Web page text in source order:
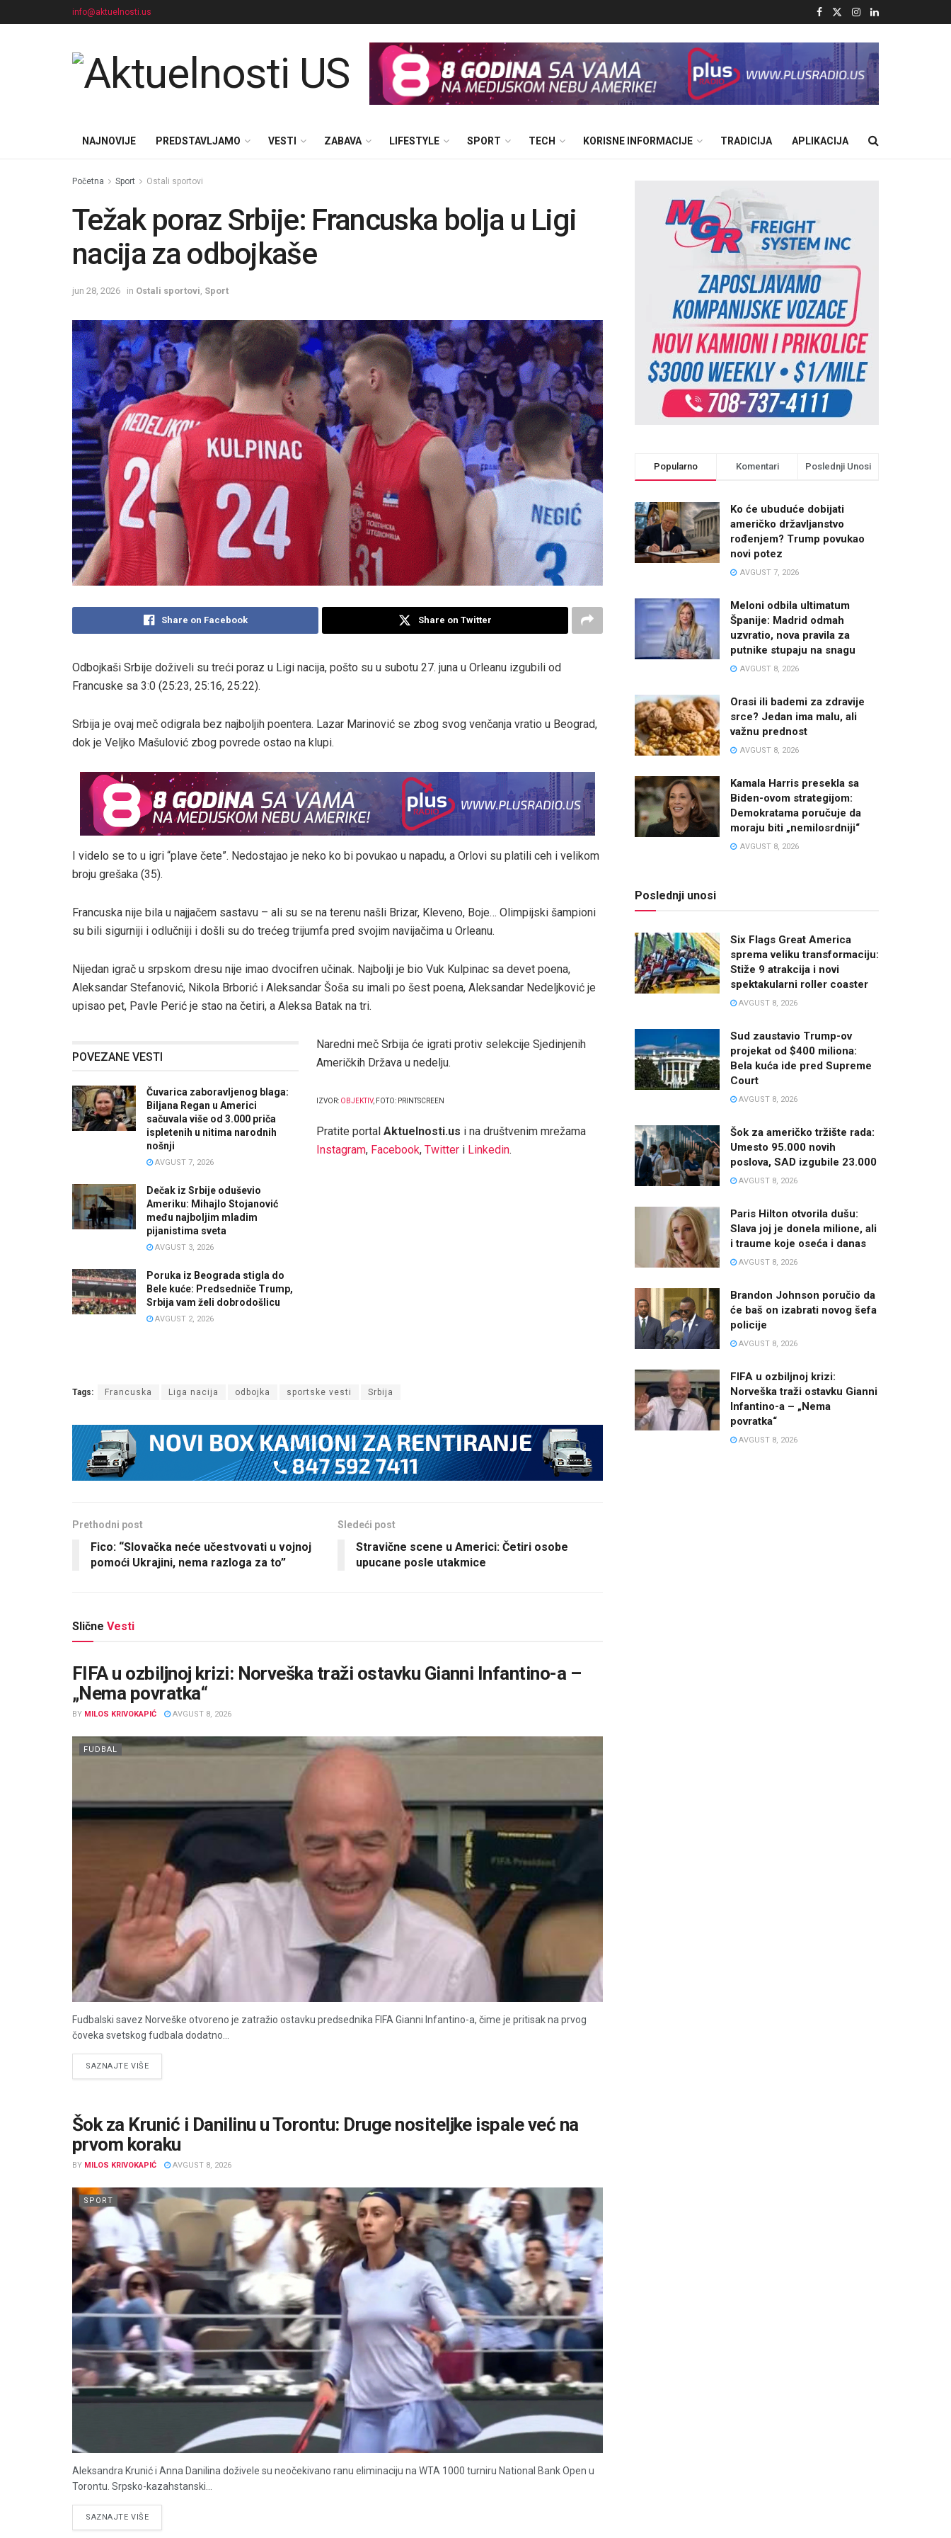
info@aktuelnosti.us
NAJNOVIJE PREDSTAVLJAMO VESTI ZABAVA LIFESTYLE SPORT TECH KORISNE INFORMACIJE TRADICIJA APLIKACIJA
Početna Sport Ostali sportovi
Težak poraz Srbije: Francuska bolja u Ligi
nacija za odbojkaše
jun 28, 2026 in Ostali sportovi Sport
Share on Facebook Share on Twitter
Odbojkaši Srbije doživeli su treći poraz u Ligi nacija, pošto su u subotu 27. juna u Orleanu izgubili od
Francuske sa 3:0 (25:23, 25:16, 25:22).
Srbija je ovaj meč odigrala bez najboljih poentera. Lazar Marinović se zbog svog venčanja vratio u Beograd,
dok je Veljko Mašulović zbog povrede ostao na klupi.
I videlo se to u igri “plave čete”. Nedostajao je neko ko bi povukao u napadu, a Orlovi su platili ceh i velikom
broju grešaka (35).
Francuska nije bila u najjačem sastavu – ali su se na terenu našli Brizar, Kleveno, Boje… Olimpijski šampioni
su bili sigurniji i odlučniji i došli su do trećeg trijumfa pred svojim navijačima u Orleanu.
Nijedan igrač u srpskom dresu nije imao dvocifren učinak. Najbolji je bio Vuk Kulpinac sa devet poena,
Aleksandar Stefanović, Nikola Brborić i Aleksandar Šoša su imali po šest poena, Aleksandar Nedeljković je
upisao pet, Pavle Perić je stao na četiri, a Aleksa Batak na tri.
POVEZANE VESTI
Čuvarica zaboravljenog blaga:
Biljana Regan u Americi
sačuvala više od 3.000 priča
ispletenih u nitima narodnih
nošnji
AVGUST 7, 2026
Dečak iz Srbije oduševio
Ameriku: Mihajlo Stojanović
među najboljim mladim
pijanistima sveta
AVGUST 3, 2026
Poruka iz Beograda stigla do
Bele kuće: Predsedniče Trump,
Srbija vam želi dobrodošlicu
AVGUST 2, 2026
Naredni meč Srbija će igrati protiv selekcije Sjedinjenih
Američkih Država u nedelju.
IZVOR: OBJEKTIV, FOTO: PRINTSCREEN
Pratite portal Aktuelnosti.us i na društvenim mrežama
Instagram, Facebook, Twitter i Linkedin.
Tags: Francuska Liga nacija odbojka sportske vesti Srbija
Prethodni post
Fico: “Slovačka neće učestvovati u vojnoj
pomoći Ukrajini, nema razloga za to”
Sledeći post
Stravične scene u Americi: Četiri osobe
upucane posle utakmice
Slične Vesti
FIFA u ozbiljnoj krizi: Norveška traži ostavku Gianni Infantino-a –
„Nema povratka“
BY MILOS KRIVOKAPIĆ AVGUST 8, 2026
FUDBAL
Fudbalski savez Norveške otvoreno je zatražio ostavku predsednika FIFA Gianni Infantino-a, čime je pritisak na prvog
čoveka svetskog fudbala dodatno...
SAZNAJTE VIŠEDETAILS
Šok za Krunić i Danilinu u Torontu: Druge nositeljke ispale već na
prvom koraku
BY MILOS KRIVOKAPIĆ AVGUST 8, 2026
SPORT
Aleksandra Krunić i Anna Danilina doživele su neočekivano ranu eliminaciju na WTA 1000 turniru National Bank Open u
Torontu. Srpsko-kazahstanski...
SAZNAJTE VIŠEDETAILS
Popularno Komentari Poslednji Unosi
Ko će ubuduće dobijati
američko državljanstvo
rođenjem? Trump povukao
novi potez
AVGUST 7, 2026
Meloni odbila ultimatum
Španije: Madrid odmah
uzvratio, nova pravila za
putnike stupaju na snagu
AVGUST 8, 2026
Orasi ili bademi za zdravije
srce? Jedan ima malu, ali
važnu prednost
AVGUST 8, 2026
Kamala Harris presekla sa
Biden-ovom strategijom:
Demokratama poručuje da
moraju biti „nemilosrdniji“
AVGUST 8, 2026
Poslednji unosi
Six Flags Great America
sprema veliku transformaciju:
Stiže 9 atrakcija i novi
spektakularni roller coaster
AVGUST 8, 2026
Sud zaustavio Trump-ov
projekat od $400 miliona:
Bela kuća ide pred Supreme
Court
AVGUST 8, 2026
Šok za američko tržište rada:
Umesto 95.000 novih
poslova, SAD izgubile 23.000
AVGUST 8, 2026
Paris Hilton otvorila dušu:
Slava joj je donela milione, ali
i traume koje oseća i danas
AVGUST 8, 2026
Brandon Johnson poručio da
će baš on izabrati novog šefa
policije
AVGUST 8, 2026
FIFA u ozbiljnoj krizi:
Norveška traži ostavku Gianni
Infantino-a – „Nema
povratka“
AVGUST 8, 2026